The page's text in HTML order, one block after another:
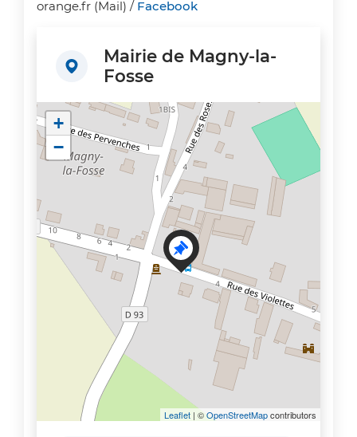
orange.fr (Mail) / Facebook
Mairie de Magny-la-
Fosse
+
−
Leaflet | ©OpenStreetMapcontributors